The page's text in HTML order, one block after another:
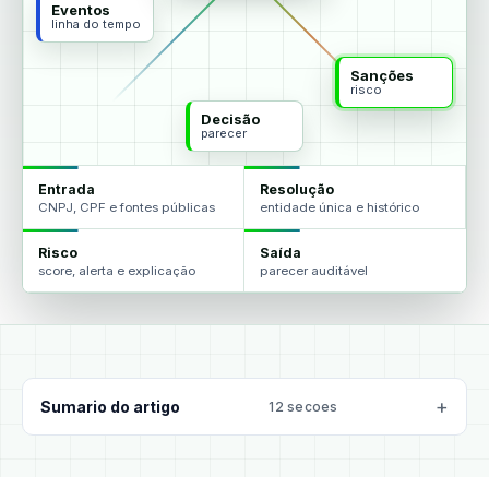
Eventos
linha do tempo
Sanções
risco
Decisão
parecer
Entrada
CNPJ, CPF e fontes públicas
Resolução
entidade única e histórico
Risco
score, alerta e explicação
Saída
parecer auditável
Sumario do artigo 12 secoes